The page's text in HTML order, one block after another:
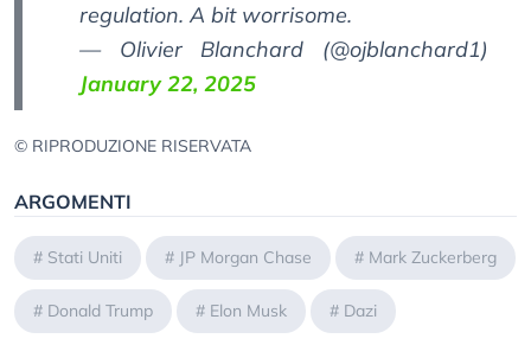
regulation. A bit worrisome.
— Olivier Blanchard (@ojblanchard1)
January 22, 2025
© RIPRODUZIONE RISERVATA
ARGOMENTI
# Stati Uniti # JP Morgan Chase # Mark Zuckerberg
# Donald Trump # Elon Musk # Dazi